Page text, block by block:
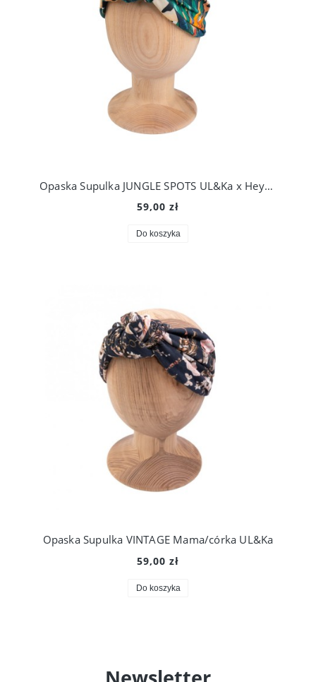
Opaska Supulka JUNGLE SPOTS UL&Ka x Heypopinjay Mama/córka
59,00 zł
Do koszyka
Opaska Supulka VINTAGE Mama/córka UL&Ka
59,00 zł
Do koszyka